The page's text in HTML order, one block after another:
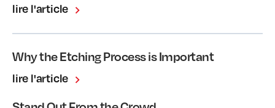
lire l'article
Why the Etching Process is Important
lire l'article